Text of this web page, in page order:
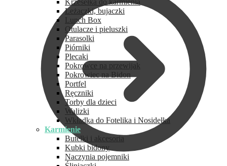
Krzesełka do karmienia
Leżaczki, bujaczki
Lunch Box
Otulacze i pieluszki
Parasolki
Piórniki
Plecaki
Pokrowce na przewijak
Pokrowiec na Bidon
Portfel
Ręczniki
Torby dla dzieci
Walizki
Wkładka do Fotelika i Nosidełka
Karmienie
Butelki i akcesoria
Kubki bidony
Naczynia pojemniki